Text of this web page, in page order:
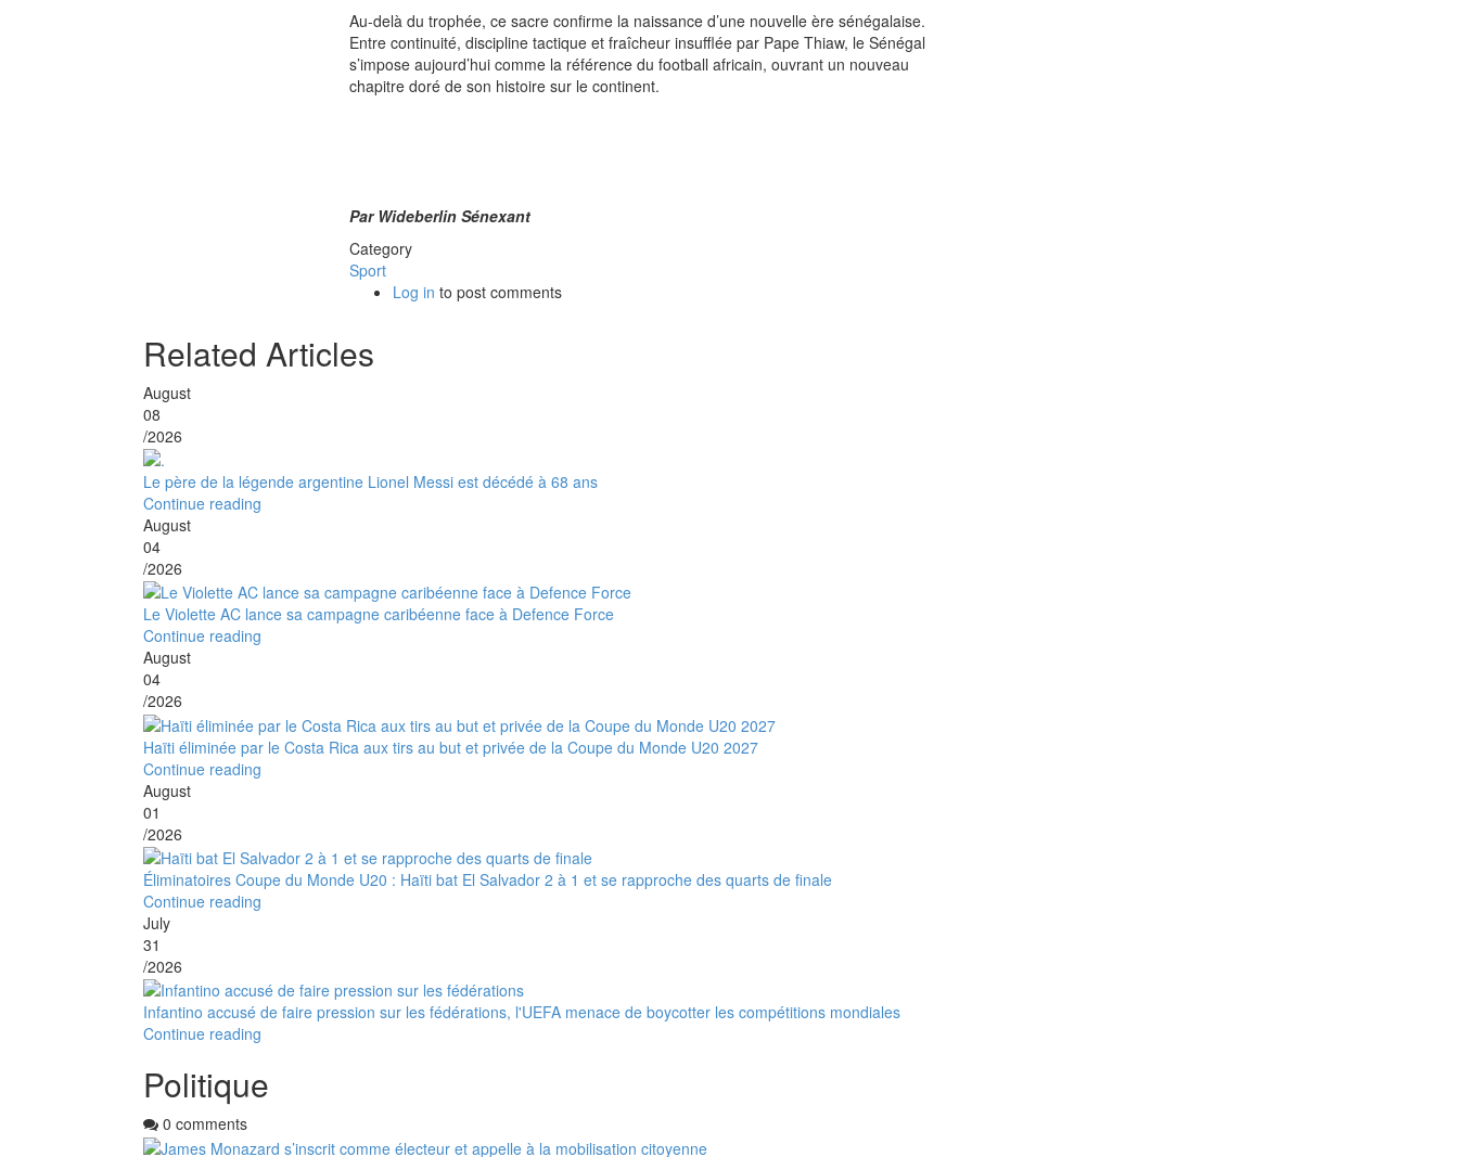
Au-delà du trophée, ce sacre confirme la naissance d’une nouvelle ère sénégalaise.
Entre continuité, discipline tactique et fraîcheur insufflée par Pape Thiaw, le Sénégal
s’impose aujourd’hui comme la référence du football africain, ouvrant un nouveau
chapitre doré de son histoire sur le continent.
Par Wideberlin Sénexant
Category
Sport
Log in to post comments
Related Articles
August
08
/2026
Le père de la légende argentine Lionel Messi est décédé à 68 ans
Continue reading
August
04
/2026
Le Violette AC lance sa campagne caribéenne face à Defence Force
Continue reading
August
04
/2026
Haïti éliminée par le Costa Rica aux tirs au but et privée de la Coupe du Monde U20 2027
Continue reading
August
01
/2026
Éliminatoires Coupe du Monde U20 : Haïti bat El Salvador 2 à 1 et se rapproche des quarts de finale
Continue reading
July
31
/2026
Infantino accusé de faire pression sur les fédérations, l'UEFA menace de boycotter les compétitions mondiales
Continue reading
Politique
0 comments